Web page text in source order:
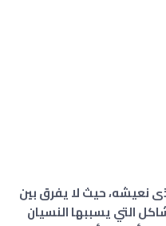
نعيشه، حيث لا يفرق بين
التي يسببها النسيان